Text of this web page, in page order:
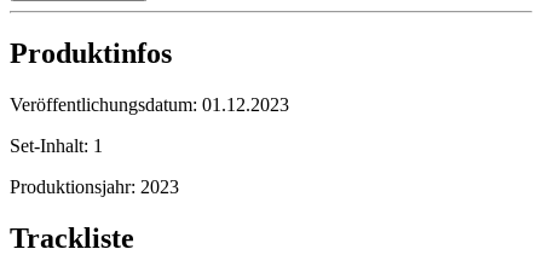
Produktinfos
Veröffentlichungsdatum: 01.12.2023
Set-Inhalt: 1
Produktionsjahr: 2023
Trackliste